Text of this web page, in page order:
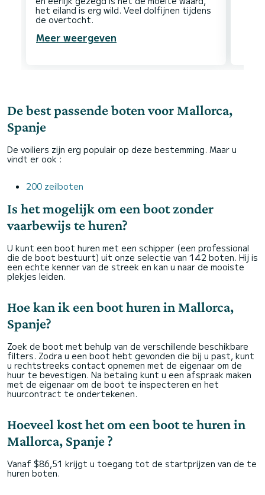
het eiland is erg wild. Veel dolfijnen tijdens
Meer weergeven
De best passende boten voor Mallorca,
Spanje
De voiliers zijn erg populair op deze bestemming. Maar u
vindt er ook :
200 zeilboten
Is het mogelijk om een boot zonder
vaarbewijs te huren?
U kunt een boot huren met een schipper (een professional
die de boot bestuurt) uit onze selectie van 142 boten. Hij is
een echte kenner van de streek en kan u naar de mooiste
plekjes leiden.
Hoe kan ik een boot huren in Mallorca,
Spanje?
Zoek de boot met behulp van de verschillende beschikbare
filters. Zodra u een boot hebt gevonden die bij u past, kunt
u rechtstreeks contact opnemen met de eigenaar om de
huur te bevestigen. Na betaling kunt u een afspraak maken
met de eigenaar om de boot te inspecteren en het
huurcontract te ondertekenen.
Hoeveel kost het om een boot te huren in
Mallorca, Spanje ?
Vanaf $86,51 krijgt u toegang tot de startprijzen van de te
huren boten.